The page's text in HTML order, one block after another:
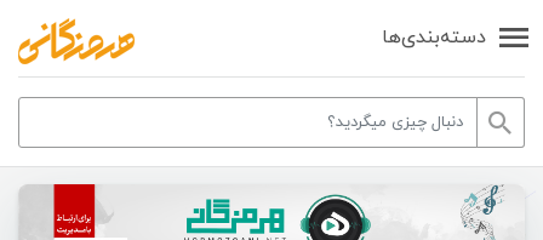
دسته‌بندی‌ها